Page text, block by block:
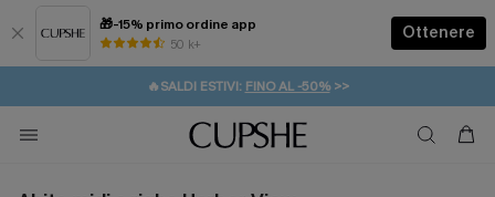
🎁-15% primo ordine app
50 k+
Ottenere
⚡️-15% SUGLI ESSENZIALI DA VACANZA | ACQUISTA
🔥SALDI ESTIVI: FINO AL -50%>>
🚚SPEDIZIONE GRATUITA DA 49€
💌REGALO PER I NUOVI: 20% DI SCONTO*